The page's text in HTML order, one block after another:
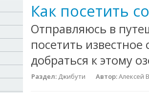
Как посетить
Отправляюсь в
посетить
добраться к этому
Раздел: Джибути Автор:Алексей